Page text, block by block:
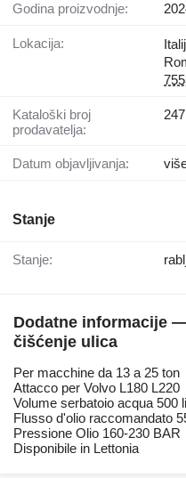
Godina proizvodnje:
Lokacija:
Kataloški broj
prodavatelja:
Datum objavljivanja:
Stanje
Stanje:
Dodatne informacije
čišćenje ulica
Per macchine da 13 a 25 ton
Attacco per Volvo L180 L220
Volume serbatoio acqua 500
Flusso d'olio raccomandato
Pressione Olio 160-230 BAR
Disponibile in Lettonia